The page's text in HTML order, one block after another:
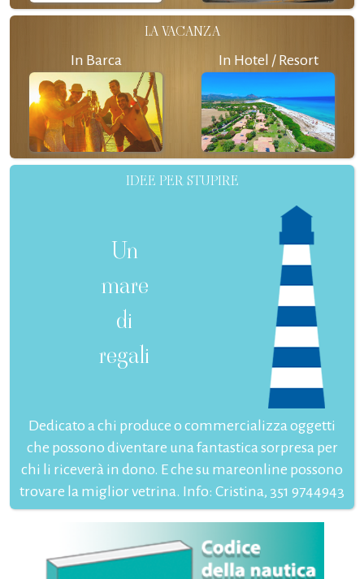
LA VACANZA
In Barca In Hotel / Resort
IDEE PER STUPIRE
Un
mare
di
regali
Dedicato a chi produce o commercializza oggetti
che possono diventare una fantastica sorpresa per
chi li riceverà in dono. E che su mareonline possono
trovare la miglior vetrina. Info: Cristina, 351 9744943